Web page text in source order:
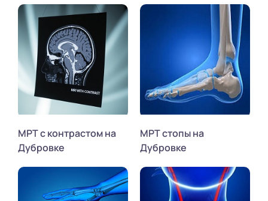
МРТ с контрастом на
Дубровке
МРТ стопы на
Дубровке